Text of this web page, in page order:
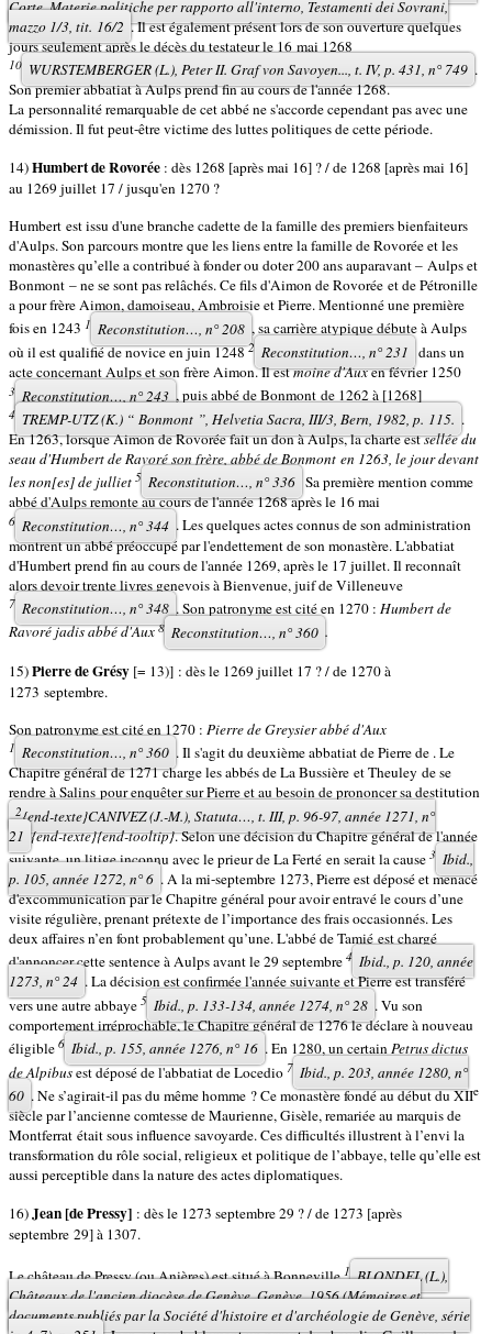
Corte, Materie politiche per rapporto all'interno, Testamenti dei Sovrani,
mazzo 1/3, tit. 16/2 . Il est également présent lors de son ouverture quelques
jours seulement après le décès du testateur le 16 mai 1268
10 WURSTEMBERGER (L.), Peter II. Graf von Savoyen..., t. IV, p. 431, n° 749 .
Son premier abbatiat à Aulps prend fin au cours de l'année 1268.
La personnalité remarquable de cet abbé ne s'accorde cependant pas avec une
démission. Il fut peut-être victime des luttes politiques de cette période.
14)Humbert de Rovorée : dès 1268 [après mai 16] ? / de 1268 [après mai 16]
au 1269 juillet 17 / jusqu'en 1270 ?
Humbert est issu d'une branche cadette de la famille des premiers bienfaiteurs
d'Aulps. Son parcours montre que les liens entre la famille de Rovorée et les
monastères qu’elle a contribué à fonder ou doter 200 ans auparavant – Aulps et
Bonmont – ne se sont pas relâchés. Ce fils d'Aimon de Rovorée et de Pétronille
a pour frère Aimon, damoiseau, Ambroisie et Pierre. Mentionné une première
fois en 1243 1 Reconstitution…, n° 208 , sa carrière atypique débute à Aulps
où il est qualifié de novice en juin 1248 2 Reconstitution…, n° 231 dans un
acte concernant Aulps et son frère Aimon. Il estmoine d'Auxen février 1250
3 Reconstitution…, n° 243 , puis abbé de Bonmont de 1262 à [1268]
4 TREMP-UTZ (K.) “ Bonmont ”, Helvetia Sacra, III/3, Bern, 1982, p. 115. .
En 1263, lorsque Aimon de Rovorée fait un don à Aulps, la charte estsellée du
seau d'Humbert de Ravoré son frère, abbé de Bonmont en 1263, le jour devant
les non[es] de julliet 5 Reconstitution…, n° 336 Sa première mention comme
abbé d'Aulps remonte au cours de l'année 1268 après le 16 mai
6 Reconstitution…, n° 344 . Les quelques actes connus de son administration
montrent un abbé préoccupé par l'endettement de son monastère. L'abbatiat
d'Humbert prend fin au cours de l'année 1269, après le 17 juillet. Il reconnaît
alors devoir trente livres genevois à Bienvenue, juif de Villeneuve
7 Reconstitution…, n° 348 . Son patronyme est cité en 1270 : Humbert de
Ravoré jadis abbé d'Aux 8 Reconstitution…, n° 360 .
15)Pierre de Grésy [= 13)] : dès le 1269 juillet 17 ? / de 1270 à
1273 septembre.
Son patronyme est cité en 1270 : Pierre de Greysier abbé d'Aux
1 Reconstitution…, n° 360 . Il s'agit du deuxième abbatiat de Pierre de . Le
Chapitre général de 1271 charge les abbés de La Bussière et Theuley de se
rendre à Salins pour enquêter sur Pierre et au besoin de prononcer sa destitution
2{end-texte}CANIVEZ (J.-M.), Statuta…, t. III, p. 96-97, année 1271, n°
21 {end-texte}{end-tooltip}. Selon une décision du Chapitre général de l'année
suivante, un litige inconnu avec le prieur de La Ferté en serait la cause 3 Ibid.,
p. 105, année 1272, n° 6 . A la mi-septembre 1273, Pierre est déposé et menacé
d'excommunication par le Chapitre général pour avoir entravé le cours d’une
visite régulière, prenant prétexte de l’importance des frais occasionnés. Les
deux affaires n’en font probablement qu’une. L'abbé de Tamié est chargé
d'annoncer cette sentence à Aulps avant le 29 septembre 4 Ibid., p. 120, année
1273, n° 24 . La décision est confirmée l'année suivante et Pierre est transféré
vers une autre abbaye 5 Ibid., p. 133-134, année 1274, n° 28 . Vu son
comportement irréprochable, le Chapitre général de 1276 le déclare à nouveau
éligible 6 Ibid., p. 155, année 1276, n° 16 . En 1280, un certainPetrus dictus
de Alpibusest déposé de l'abbatiat de Locedio 7 Ibid., p. 203, année 1280, n°
60 . Ne s’agirait-il pas du même homme ? Ce monastère fondé au début du XIIe
siècle par l’ancienne comtesse de Maurienne, Gisèle, remariée au marquis de
Montferrat était sous influence savoyarde. Ces difficultés illustrent à l’envi la
transformation du rôle social, religieux et politique de l’abbaye, telle qu’elle est
aussi perceptible dans la nature des actes diplomatiques.
16)Jean [de Pressy] : dès le 1273 septembre 29 ? / de 1273 [après
septembre 29] à 1307.
Le château de Pressy (ou Anières) est situé à Bonneville 1 BLONDEL (L.),
Châteaux de l'ancien diocèse de Genève, Genève, 1956 (Mémoires et
documents publiés par la Société d'histoire et d'archéologie de Genève, série